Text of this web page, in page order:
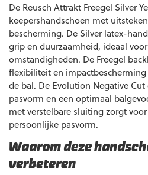
De Reusch Attrakt Freegel Silver
keepershandschoen met
bescherming. De Silver latex-
grip en duurzaamheid, ideaal
omstandigheden. De Freegel
flexibiliteit en
de bal. De Evolution Negative
pasvorm en een optimaal
met verstelbare sluiting zorgt
persoonlijke pasvorm.
Waarom deze
verbeteren